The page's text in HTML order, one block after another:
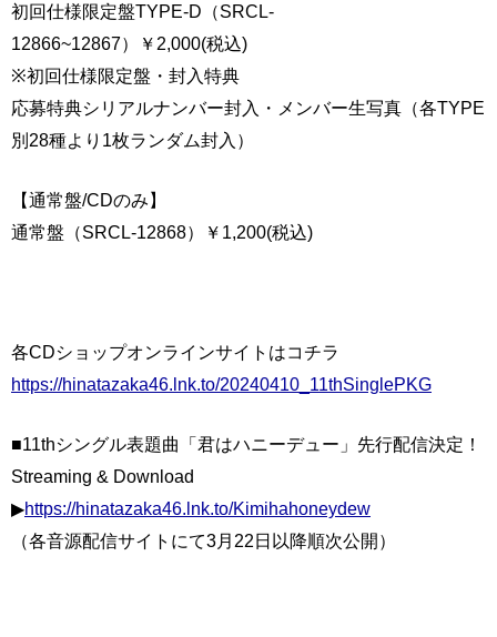
初回仕様限定盤TYPE-D（SRCL-
12866~12867）￥2,000(税込)
※初回仕様限定盤・封入特典
応募特典シリアルナンバー封入・メンバー生写真（各TYPE
別28種より1枚ランダム封入）
【通常盤/CDのみ】
通常盤（SRCL-12868）￥1,200(税込)
各CDショップオンラインサイトはコチラ
https://hinatazaka46.lnk.to/20240410_11thSinglePKG
■11thシングル表題曲「君はハニーデュー」先行配信決定！
Streaming & Download
▶https://hinatazaka46.lnk.to/Kimihahoneydew
（各音源配信サイトにて3月22日以降順次公開）